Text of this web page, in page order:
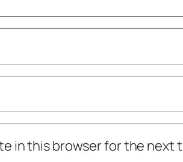
in this browser for the next